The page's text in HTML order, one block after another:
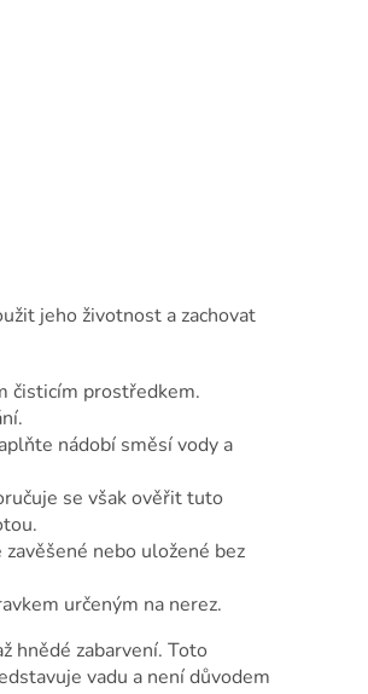
jeho životnost a zachovat
čisticím prostředkem.
nádobí směsí vody a
se však ověřit tuto
nebo uložené bez
určeným na nerez.
hnědé zabarvení. Toto
vadu a není důvodem